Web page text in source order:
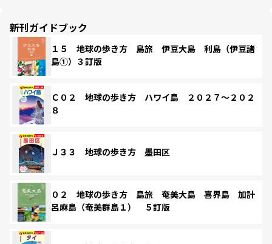
新刊ガイドブック
１５ 地球の歩き方 島旅 伊豆大島 利島（伊豆諸
島①）３訂版
Ｃ０２ 地球の歩き方 ハワイ島 ２０２７～２０２
８
Ｊ３３ 地球の歩き方 墨田区
０２ 地球の歩き方 島旅 奄美大島 喜界島 加計
呂麻島（奄美群島１） ５訂版